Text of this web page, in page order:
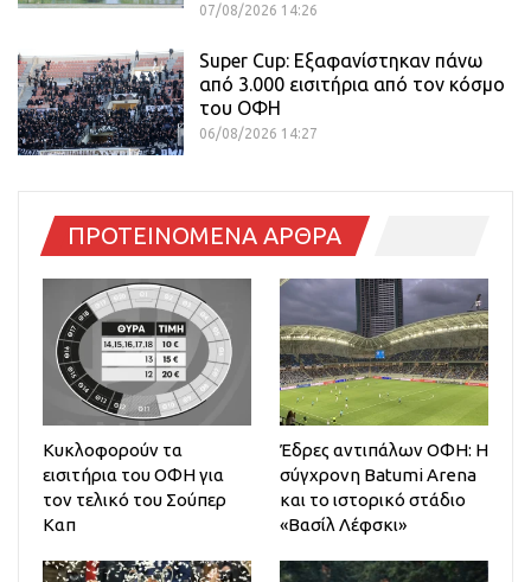
07/08/2026 14:26
Super Cup: Εξαφανίστηκαν πάνω
από 3.000 εισιτήρια από τον κόσμο
του ΟΦΗ
06/08/2026 14:27
ΠΡΟΤΕΙΝΟΜΕΝΑ ΑΡΘΡΑ
Κυκλοφορούν τα
εισιτήρια του ΟΦΗ για
τον τελικό του Σούπερ
Καπ
Έδρες αντιπάλων ΟΦΗ: Η
σύγχρονη Batumi Arena
και το ιστορικό στάδιο
«Βασίλ Λέφσκι»